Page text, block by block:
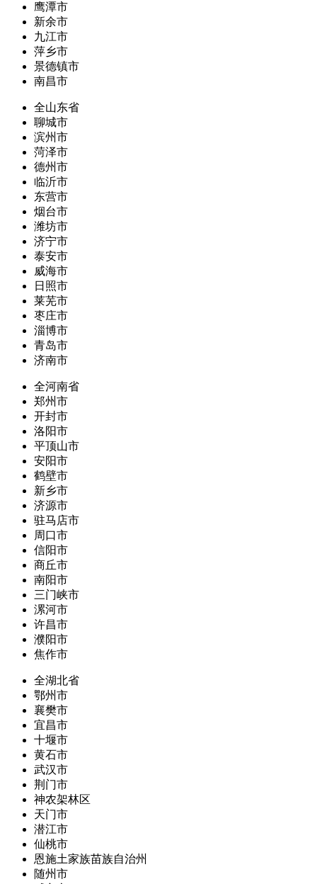
鹰潭市
新余市
九江市
萍乡市
景德镇市
南昌市
全山东省
聊城市
滨州市
菏泽市
德州市
临沂市
东营市
烟台市
潍坊市
济宁市
泰安市
威海市
日照市
莱芜市
枣庄市
淄博市
青岛市
济南市
全河南省
郑州市
开封市
洛阳市
平顶山市
安阳市
鹤壁市
新乡市
济源市
驻马店市
周口市
信阳市
商丘市
南阳市
三门峡市
漯河市
许昌市
濮阳市
焦作市
全湖北省
鄂州市
襄樊市
宜昌市
十堰市
黄石市
武汉市
荆门市
神农架林区
天门市
潜江市
仙桃市
恩施土家族苗族自治州
随州市